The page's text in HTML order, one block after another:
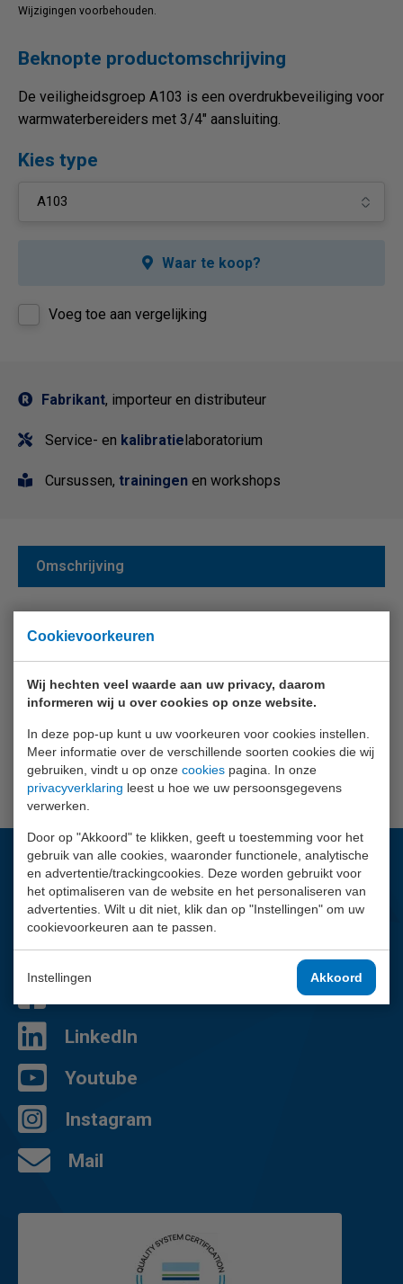
Cookievoorkeuren
Wij hechten veel waarde aan uw privacy, daarom
informeren wij u over cookies op onze website.
In deze pop-up kunt u uw voorkeuren voor cookies instellen.
Meer informatie over de verschillende soorten cookies die wij
gebruiken, vindt u op onze cookies pagina. In onze
privacyverklaring leest u hoe we uw persoonsgegevens
verwerken.
Door op "Akkoord" te klikken, geeft u toestemming voor het
gebruik van alle cookies, waaronder functionele, analytische
en advertentie/trackingcookies. Deze worden gebruikt voor
het optimaliseren van de website en het personaliseren van
advertenties. Wilt u dit niet, klik dan op "Instellingen" om uw
cookievoorkeuren aan te passen.
Instellingen Akkoord
Wijzigingen voorbehouden.
Beknopte productomschrijving
De veiligheidsgroep A103 is een overdrukbeveiliging voor
warmwaterbereiders met 3/4" aansluiting.
Kies type
Waar te koop?
Voeg toe aan vergelijking
Fabrikant, importeur en distributeur
Service- en kalibratielaboratorium
Cursussen, trainingen en workshops
Omschrijving
afsluitkraan en werd goedgekeurd door BELGAQUA.
Optionele accessoire Bestelnr.
Sifon 11462
Vragen?
Wij helpen je graag.
02 - 757 92 44
LinkedIn
Youtube
Instagram
Mail